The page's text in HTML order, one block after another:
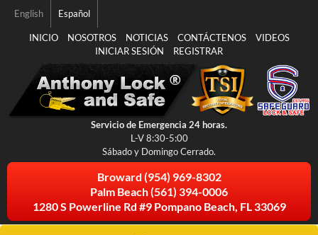
principal
English Español
INICIO NOSOTROS NOTICIAS CONTÁCTENOS
VIDEOS
INICIAR SESIÓN
REGISTRAR
Broward (954) 969-8302
Palm Beach(561) 394-0006
1280 S Powerline Rd #9 Pompano Beach, FL 33069
Servicio de Emergencia 24 horas.
L-V 8:30-5:00
Sábado y Domingo Cerrado.